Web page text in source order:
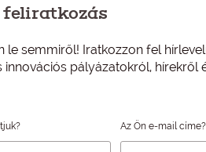
le semmiről! Iratkozzon fel
innovációs pályázatokról, hírekről
Az Ön e-mail címe?